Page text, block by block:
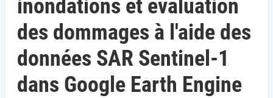
inondations et évaluation
des dommages à l'aide des
données SAR Sentinel-1
dans Google Earth Engine